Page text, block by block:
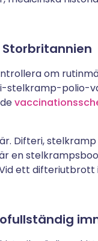
om
stelkramp-polio-
Difteri,
en
ett